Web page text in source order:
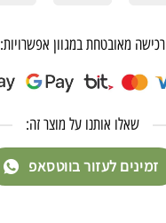
רכישה מאובטחת במגוון אפשרויות:
שאלו אותנו על מוצר זה:
זמינים לעזור בווטסאפ